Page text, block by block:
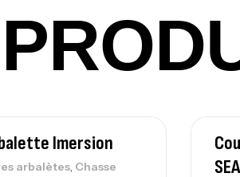
Imersion
arbalètes, Chasse